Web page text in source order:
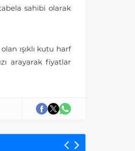
sahibi olarak
ışıklı kutu harf
arayarak fiyatlar